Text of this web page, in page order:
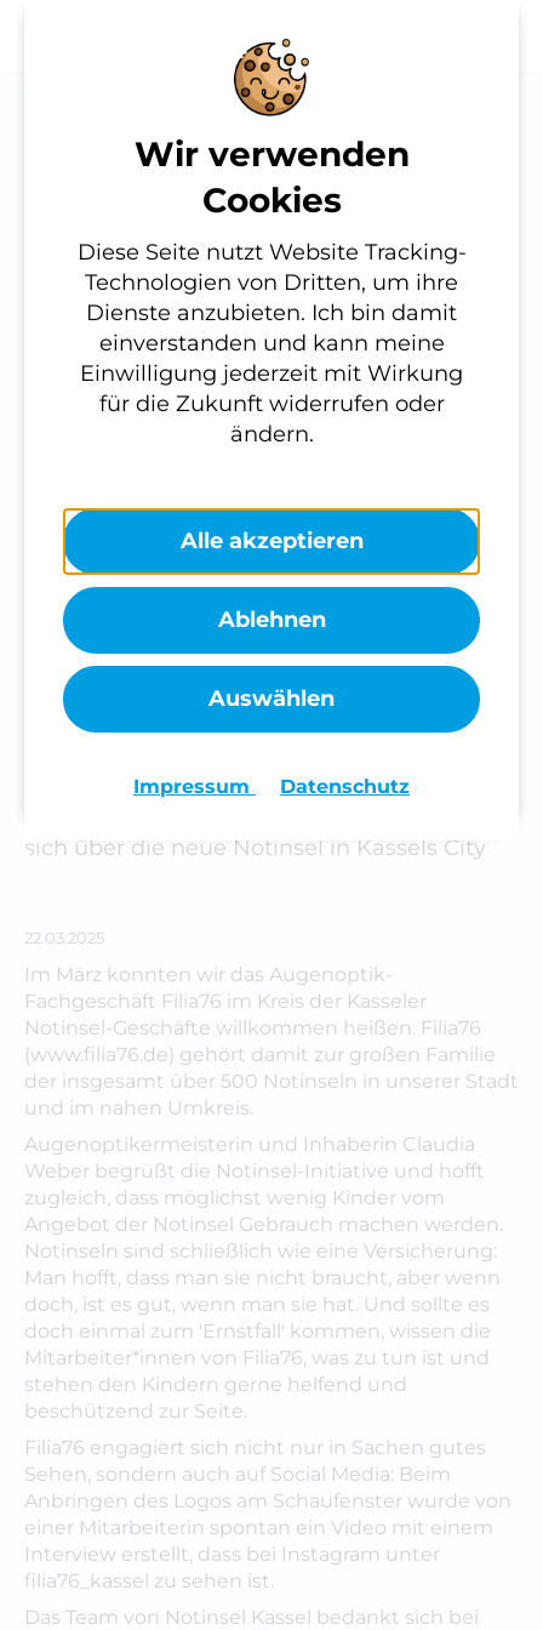
Kassel-News: Sehen
und gesehen
werden – Kassels
City hat eine neue
Notinsel
Filia76-Inhaberin Claudia Weber und
sich über die neue Notinsel in Kassels City
22.03.2025
Im März konnten wir das Augenoptik-
Fachgeschäft Filia76 im Kreis der Kasseler
Notinsel-Geschäfte willkommen heißen. Filia76
(www.filia76.de) gehört damit zur großen Familie
der insgesamt über 500 Notinseln in unserer Stadt
und im nahen Umkreis.
Augenoptikermeisterin und Inhaberin Claudia
Weber begrüßt die Notinsel-Initiative und hofft
zugleich, dass möglichst wenig Kinder vom
Angebot der Notinsel Gebrauch machen werden.
Notinseln sind schließlich wie eine Versicherung:
Man hofft, dass man sie nicht braucht, aber wenn
doch, ist es gut, wenn man sie hat. Und sollte es
doch einmal zum 'Ernstfall' kommen, wissen die
Mitarbeiter*innen von Filia76, was zu tun ist und
stehen den Kindern gerne helfend und
beschützend zur Seite.
Filia76 engagiert sich nicht nur in Sachen gutes
Sehen, sondern auch auf Social Media: Beim
Anbringen des Logos am Schaufenster wurde von
einer Mitarbeiterin spontan ein Video mit einem
Interview erstellt, dass bei Instagram unter
filia76_kassel zu sehen ist.
Das Team von Notinsel Kassel bedankt sich bei
Wir verwenden
Cookies
Diese Seite nutzt Website Tracking-
Technologien von Dritten, um ihre
Dienste anzubieten. Ich bin damit
einverstanden und kann meine
Einwilligung jederzeit mit Wirkung
für die Zukunft widerrufen oder
ändern.
Alle akzeptieren
Ablehnen
Auswählen
Impressum Datenschutz
Grundfunktionen der Website
benötigt und helfen dabei, unsere
Website nutzbar zu machen sowie
Zugriffe auf sichere Bereiche unserer
Website ermöglichen.
Cookie Informationen anzeigen
Externe Inhalte
Beinhaltet Ressourcen, welche
externe Inhalte auf der Website zur
Verfügung stellen. Wie zum Beispiel
YouTube, Instagram oder ähnliche
Anbieter.
Cookie Informationen anzeigen
Alle akzeptieren
Ablehnen
Impressum Datenschutz